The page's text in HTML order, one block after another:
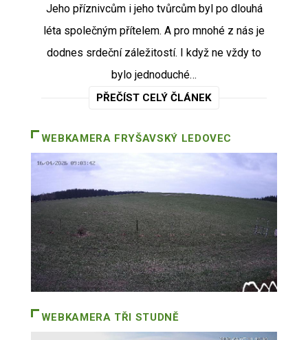
Jeho příznivcům i jeho tvůrcům byl po dlouhá
léta společným přítelem. A pro mnohé z nás je
dodnes srdeční záležitostí. I když ne vždy to
bylo jednoduché…
PŘEČÍST CELÝ ČLÁNEK
WEBKAMERA FRYŠAVSKÝ LEDOVEC
WEBKAMERA TŘI STUDNĚ